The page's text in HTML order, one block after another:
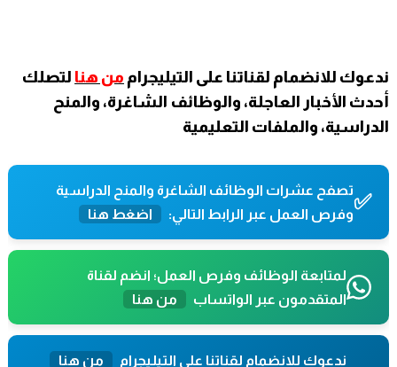
ندعوك للانضمام لقناتنا على التيليجرام من هنا لتصلك
أحدث الأخبار العاجلة، والوظائف الشاغرة، والمنح
الدراسية، والملفات التعليمية
✅تصفح عشرات الوظائف الشاغرة والمنح الدراسية
وفرص العمل عبر الرابط التالي:
اضغط هنا
لمتابعة الوظائف وفرص العمل؛ انضم لقناة
المتقدمون عبر الواتساب
من هنا
ندعوك للانضمام لقناتنا على التيليجرام
من هنا